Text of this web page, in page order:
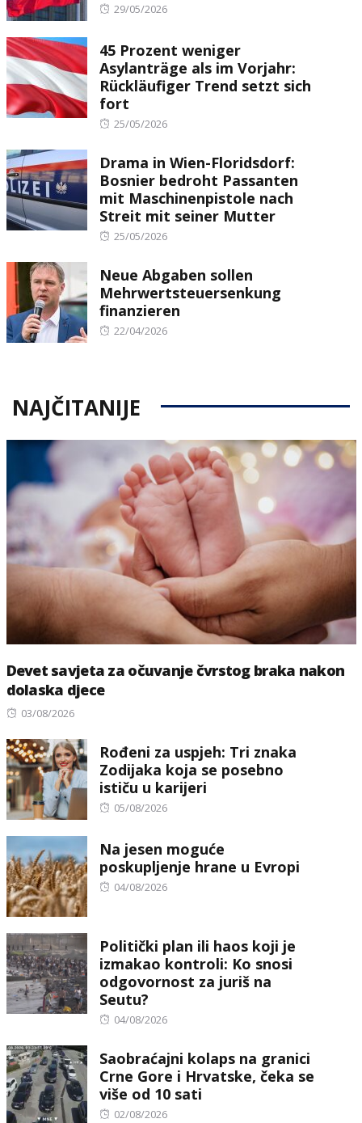
Posted
29/05/2026
45 Prozent weniger
Asylanträge als im Vorjahr:
Rückläufiger Trend setzt sich
fort
Posted
25/05/2026
Drama in Wien-Floridsdorf:
Bosnier bedroht Passanten
mit Maschinenpistole nach
Streit mit seiner Mutter
Posted
25/05/2026
Neue Abgaben sollen
Mehrwertsteuersenkung
finanzieren
Posted
22/04/2026
NAJČITANIJE
Devet savjeta za očuvanje čvrstog braka nakon
dolaska djece
Posted
03/08/2026
Rođeni za uspjeh: Tri znaka
Zodijaka koja se posebno
ističu u karijeri
Posted
05/08/2026
Na jesen moguće
poskupljenje hrane u Evropi
Posted
04/08/2026
Politički plan ili haos koji je
izmakao kontroli: Ko snosi
odgovornost za juriš na
Seutu?
Posted
04/08/2026
Saobraćajni kolaps na granici
Crne Gore i Hrvatske, čeka se
više od 10 sati
Posted
02/08/2026